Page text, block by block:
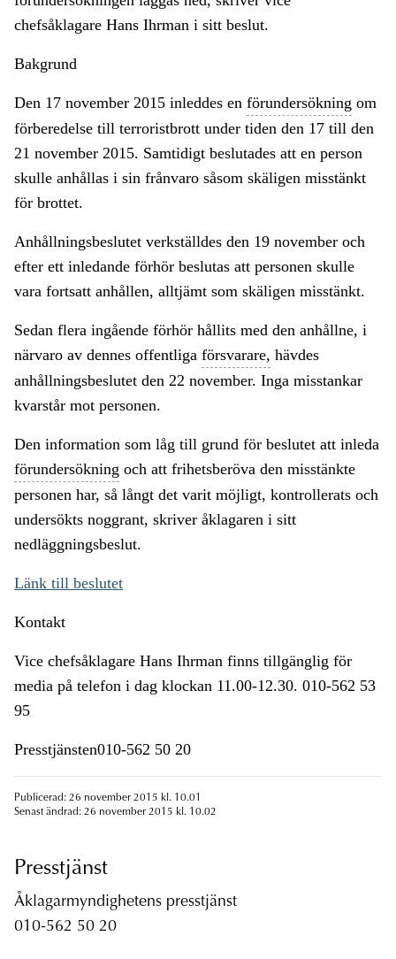
chefsåklagare Hans Ihrman i sitt beslut.
Bakgrund
Den 17 november 2015 inleddes en förundersökning om
förberedelse till terroristbrott under tiden den 17 till den
21 november 2015. Samtidigt beslutades att en person
skulle anhållas i sin frånvaro såsom skäligen misstänkt
för brottet.
Anhållningsbeslutet verkställdes den 19 november och
efter ett inledande förhör beslutas att personen skulle
vara fortsatt anhållen, alltjämt som skäligen misstänkt.
Sedan flera ingående förhör hållits med den anhållne, i
närvaro av dennes offentliga försvarare, hävdes
anhållningsbeslutet den 22 november. Inga misstankar
kvarstår mot personen.
Den information som låg till grund för beslutet att inleda
förundersökning och att frihetsberöva den misstänkte
personen har, så långt det varit möjligt, kontrollerats och
undersökts noggrant, skriver åklagaren i sitt
nedläggningsbeslut.
Länk till beslutet
Kontakt
Vice chefsåklagare Hans Ihrman finns tillgänglig för
media på telefon i dag klockan 11.00-12.30. 010-562 53
95
Presstjänsten010-562 50 20
Publicerad: 26 november 2015 kl. 10.01
Senast ändrad: 26 november 2015 kl. 10.02
Presstjänst
Åklagarmyndighetens presstjänst
010-562 50 20